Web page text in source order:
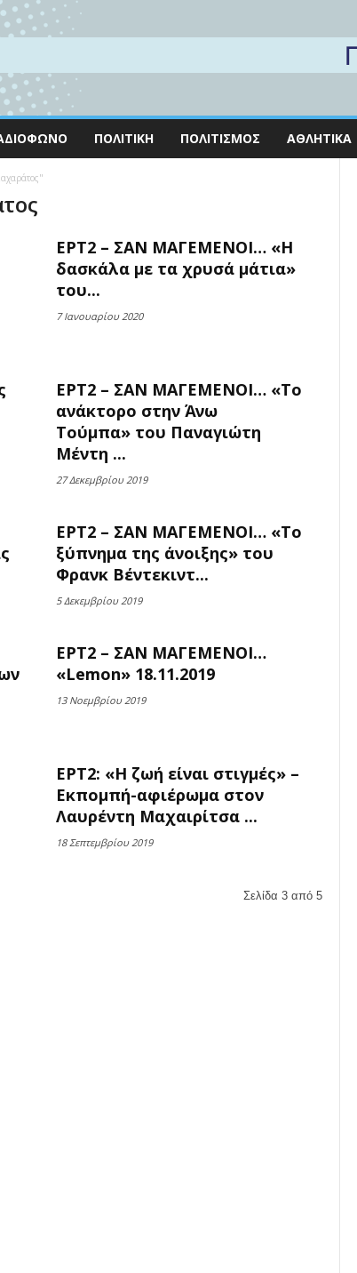
ΠΟΛΙΤΙΚΉ ΠΟΛΙΤΙΣΜΌΣ ΑΘΛΗΤΙΚΆ
ΕΡΤ2 – ΣΑΝ ΜΑΓΕΜΕΝΟΙ… «Η
δασκάλα με τα χρυσά μάτια»
του...
7 Ιανουαρίου 2020
ΕΡΤ2 – ΣΑΝ ΜΑΓΕΜΕΝΟΙ… «Το
ανάκτορο στην Άνω
Τούμπα» του Παναγιώτη
Μέντη ...
27 Δεκεμβρίου 2019
ΕΡΤ2 – ΣΑΝ ΜΑΓΕΜΕΝΟΙ… «Το
ξύπνημα της άνοιξης» του
Φρανκ Βέντεκιντ...
5 Δεκεμβρίου 2019
ΕΡΤ2 – ΣΑΝ ΜΑΓΕΜΕΝΟΙ…
«Lemon» 18.11.2019
13 Νοεμβρίου 2019
ΕΡΤ2: «Η ζωή είναι στιγμές» –
Εκπομπή-αφιέρωμα στον
Λαυρέντη Μαχαιρίτσα ...
18 Σεπτεμβρίου 2019
Σελίδα 3 από 5